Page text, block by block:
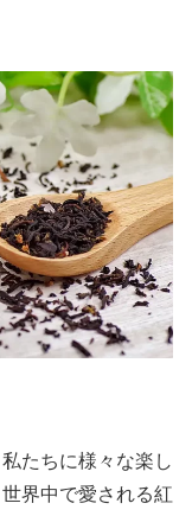
たちに様々な楽し
界中で愛される紅